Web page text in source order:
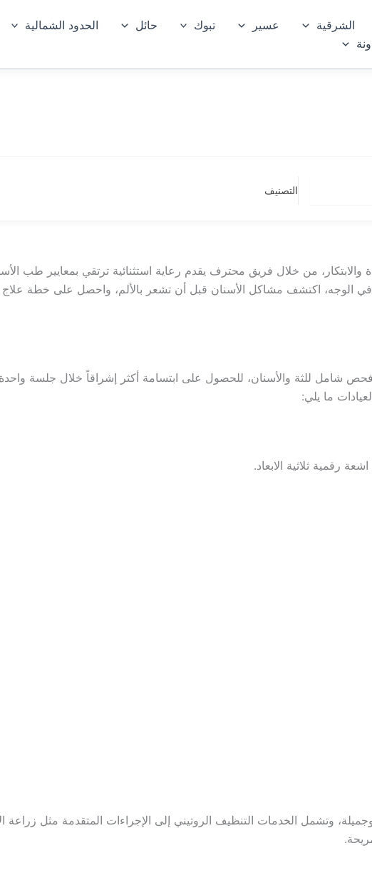
الشرقية عسير تبوك حائل
الحدود الشمالية
التصنيف
والابتكار، من خلال فريق محترف يقدم رعاية استثنائية ترتقي بمعايير طب
في الوجه، اكتشف مشاكل الأسنان قبل أن تشعر بالألم، واحصل على خطة
فحص شامل للثة والأسنان، للحصول على ابتسامة أكثر إشراقاً خلال جلسة
ما يلي:
رقمية ثلاثية الابعاد.
وتشمل الخدمات التنظيف الروتيني إلى الإجراءات المتقدمة مثل زراعة